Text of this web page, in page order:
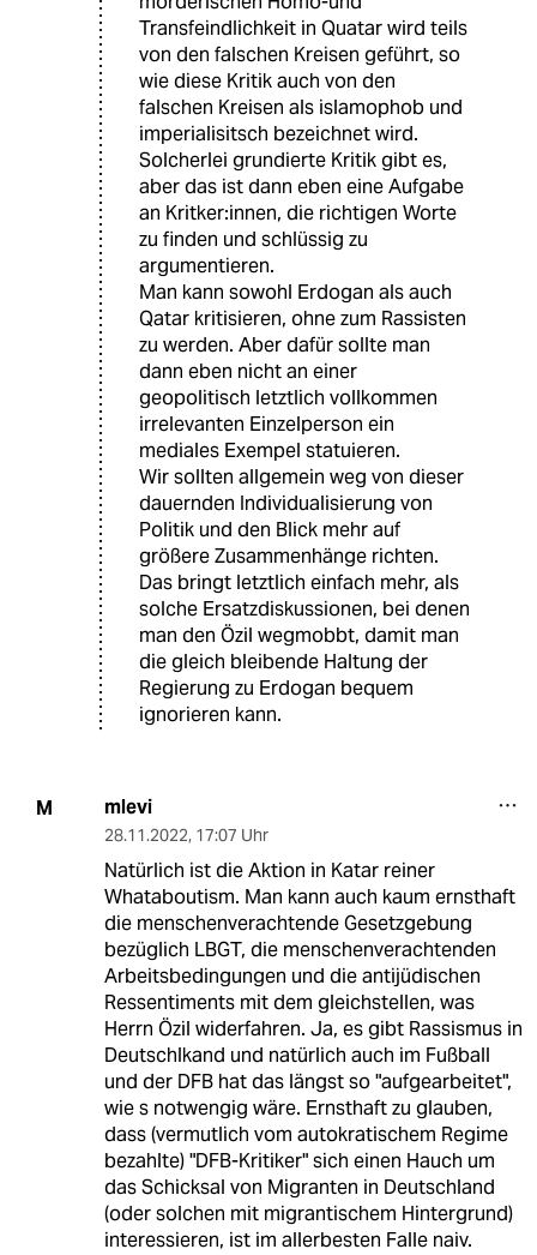
Transfeindlichkeit in Quatar wird teils
von den falschen Kreisen geführt, so
wie diese Kritik auch von den
falschen Kreisen als islamophob und
imperialisitsch bezeichnet wird.
Solcherlei grundierte Kritik gibt es,
aber das ist dann eben eine Aufgabe
an Kritker:innen, die richtigen Worte
zu finden und schlüssig zu
argumentieren.
Man kann sowohl Erdogan als auch
Qatar kritisieren, ohne zum Rassisten
zu werden. Aber dafür sollte man
dann eben nicht an einer
geopolitisch letztlich vollkommen
irrelevanten Einzelperson ein
mediales Exempel statuieren.
Wir sollten allgemein weg von dieser
dauernden Individualisierung von
Politik und den Blick mehr auf
größere Zusammenhänge richten.
Das bringt letztlich einfach mehr, als
solche Ersatzdiskussionen, bei denen
man den Özil wegmobbt, damit man
die gleich bleibende Haltung der
Regierung zu Erdogan bequem
ignorieren kann.
M mlevi
28.11.2022, 17:07 Uhr
Natürlich ist die Aktion in Katar reiner
Whataboutism. Man kann auch kaum ernsthaft
die menschenverachtende Gesetzgebung
bezüglich LBGT, die menschenverachtenden
Arbeitsbedingungen und die antijüdischen
Ressentiments mit dem gleichstellen, was
Herrn Özil widerfahren. Ja, es gibt Rassismus in
Deutschlkand und natürlich auch im Fußball
und der DFB hat das längst so "aufgearbeitet",
wie s notwengig wäre. Ernsthaft zu glauben,
dass (vermutlich vom autokratischem Regime
bezahlte) "DFB-Kritiker" sich einen Hauch um
das Schicksal von Migranten in Deutschland
(oder solchen mit migrantischem Hintergrund)
interessieren, ist im allerbesten Falle naiv.